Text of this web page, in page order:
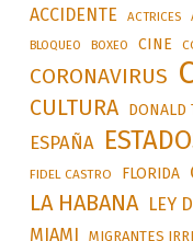
ACCIDENTE ACTRICES
BLOQUEO BOXEO CINE
CORONAVIRUS
CULTURA DONALD
ESPAÑA
FIDEL CASTRO FLORIDA
LA HABANA LEY
MIAMI MIGRANTES